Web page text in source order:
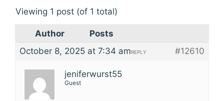
Viewing 1 post (of 1 total)
Author
Posts
October 8, 2025 at 7:34 am
#12610
REPLY
jeniferwurst55
Guest